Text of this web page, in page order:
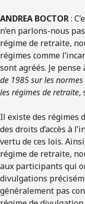
ANDREA BOCTOR:
n’en parlons-nous
régime de retraite,
régimes comme
sont agréés. Je pense
de 1985 sur les
les régimes de retraite,
Il existe des régimes
des droits d’accès à
vertu de ces lois.
régime de retraite,
aux participants qui
divulgations
généralement pas